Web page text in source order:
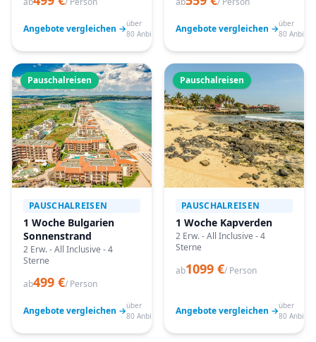
Angebote vergleichen →über
80 Anbieter
Angebote vergleichen →über
80
Pauschalreisen
PAUSCHALREISEN
1 Woche Bulgarien
Sonnenstrand
2 Erw. - All Inclusive - 4
Sterne
ab499 €/ Person
Angebote vergleichen →über
80 Anbieter
Pauschalreisen
PAUSCHALREISEN
1 Woche Kapverden
2 Erw. - All Inclusive - 4
Sterne
ab1099 €/ Person
Angebote vergleichen →über
80